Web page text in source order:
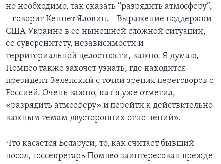
но необходимо, так сказать “разрядить атмосферу”,
– говорит Кеннет Яловиц. – Выражение поддержки
США Украине в ее нынешней сложной ситуации,
ее суверенитету, независимости и
территориальной целостности, важно. Я думаю,
Помпео также захочет узнать, где находится
президент Зеленский с точки зрения переговоров с
Россией. Очень важно, как я уже отметил,
«разрядить атмосферу» и перейти к действительно
важным темам двусторонних отношений».
Что касается Беларуси, то, как считает бывший
посол, госсекретарь Помпео заинтересован прежде